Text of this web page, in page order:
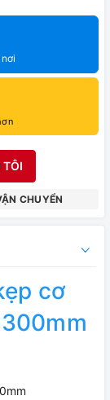
TÔI
CHUYỂN
cơ